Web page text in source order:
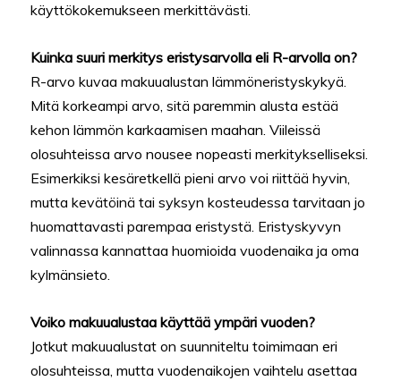
käyttökokemukseen merkittävästi.
Kuinka suuri merkitys eristysarvolla eli R-arvolla on?
R-arvo kuvaa makuualustan lämmöneristyskykyä.
Mitä korkeampi arvo, sitä paremmin alusta estää
kehon lämmön karkaamisen maahan. Viileissä
olosuhteissa arvo nousee nopeasti merkitykselliseksi.
Esimerkiksi kesäretkellä pieni arvo voi riittää hyvin,
mutta kevätöinä tai syksyn kosteudessa tarvitaan jo
huomattavasti parempaa eristystä. Eristyskyvyn
valinnassa kannattaa huomioida vuodenaika ja oma
kylmänsieto.
Voiko makuualustaa käyttää ympäri vuoden?
Jotkut makuualustat on suunniteltu toimimaan eri
olosuhteissa, mutta vuodenaikojen vaihtelu asettaa